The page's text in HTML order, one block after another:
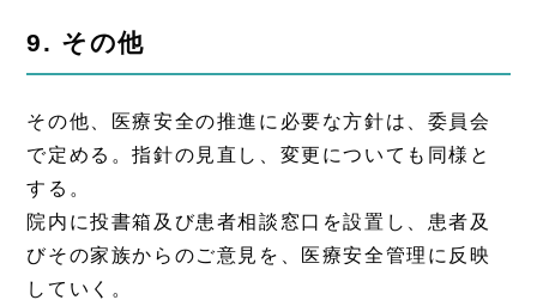
9. その他
その他、医療安全の推進に必要な方針は、委員会
で定める。指針の見直し、変更についても同様と
する。
院内に投書箱及び患者相談窓口を設置し、患者及
びその家族からのご意見を、医療安全管理に反映
していく。